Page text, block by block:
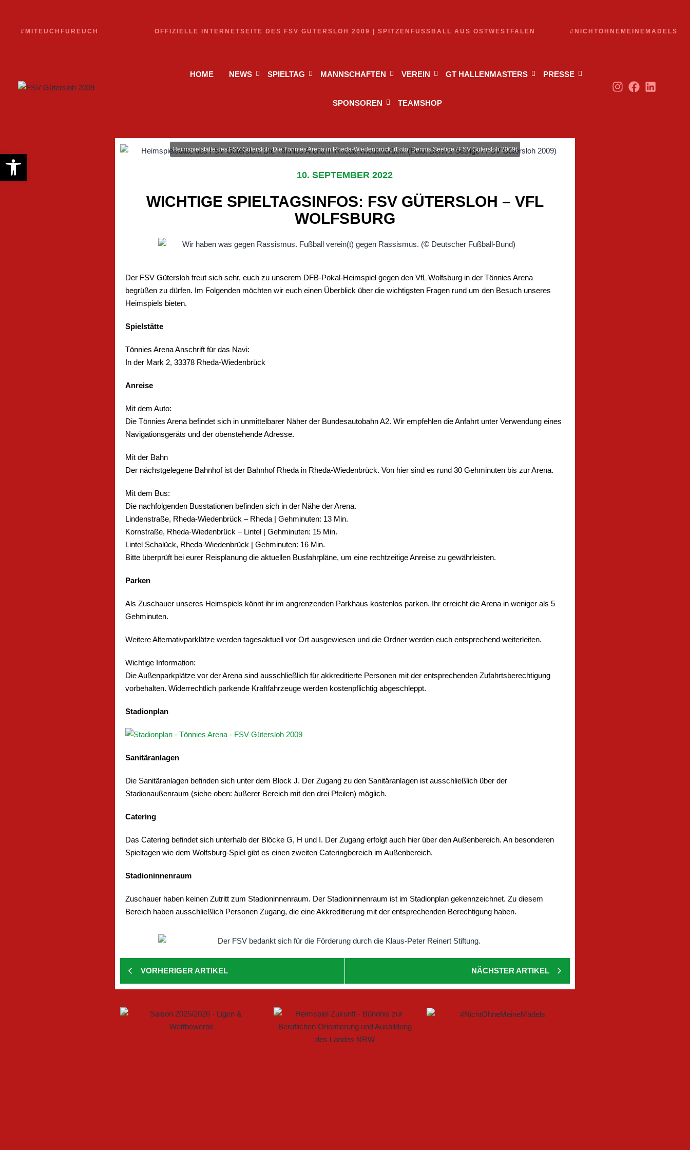
#MITEUCHFÜREUCH OFFIZIELLE INTERNETSEITE DES FSV GÜTERSLOH 2009 | SPITZENFUSSBALL AUS OSTWESTFALEN #NICHTOHNEMEINEMÄDELS
HOME NEWS SPIELTAG MANNSCHAFTEN VEREIN GT HALLENMASTERS PRESSE
SPONSOREN TEAMSHOP
Heimspielstätte des FSV Gütersloh: Die Tönnies Arena in Rheda-Wiedenbrück. (Foto: Dennis Seelige / FSV Gütersloh 2009)
10. SEPTEMBER 2022
WICHTIGE SPIELTAGSINFOS: FSV GÜTERSLOH – VFL
WOLFSBURG
Der FSV Gütersloh freut sich sehr, euch zu unserem DFB-Pokal-Heimspiel gegen den VfL Wolfsburg in der Tönnies Arena
begrüßen zu dürfen. Im Folgenden möchten wir euch einen Überblick über die wichtigsten Fragen rund um den Besuch unseres
Heimspiels bieten.
Spielstätte
Tönnies Arena Anschrift für das Navi:
In der Mark 2, 33378 Rheda-Wiedenbrück
Anreise
Mit dem Auto:
Die Tönnies Arena befindet sich in unmittelbarer Näher der Bundesautobahn A2. Wir empfehlen die Anfahrt unter Verwendung eines
Navigationsgeräts und der obenstehende Adresse.
Mit der Bahn
Der nächstgelegene Bahnhof ist der Bahnhof Rheda in Rheda-Wiedenbrück. Von hier sind es rund 30 Gehminuten bis zur Arena.
Mit dem Bus:
Die nachfolgenden Busstationen befinden sich in der Nähe der Arena.
Lindenstraße, Rheda-Wiedenbrück – Rheda | Gehminuten: 13 Min.
Kornstraße, Rheda-Wiedenbrück – Lintel | Gehminuten: 15 Min.
Lintel Schalück, Rheda-Wiedenbrück | Gehminuten: 16 Min.
Bitte überprüft bei eurer Reisplanung die aktuellen Busfahrpläne, um eine rechtzeitige Anreise zu gewährleisten.
Parken
Als Zuschauer unseres Heimspiels könnt ihr im angrenzenden Parkhaus kostenlos parken. Ihr erreicht die Arena in weniger als 5
Gehminuten.
Weitere Alternativparklätze werden tagesaktuell vor Ort ausgewiesen und die Ordner werden euch entsprechend weiterleiten.
Wichtige Information:
Die Außenparkplätze vor der Arena sind ausschließlich für akkreditierte Personen mit der entsprechenden Zufahrtsberechtigung
vorbehalten. Widerrechtlich parkende Kraftfahrzeuge werden kostenpflichtig abgeschleppt.
Stadionplan
Sanitäranlagen
Die Sanitäranlagen befinden sich unter dem Block J. Der Zugang zu den Sanitäranlagen ist ausschließlich über der
Stadionaußenraum (siehe oben: äußerer Bereich mit den drei Pfeilen) möglich.
Catering
Das Catering befindet sich unterhalb der Blöcke G, H und I. Der Zugang erfolgt auch hier über den Außenbereich. An besonderen
Spieltagen wie dem Wolfsburg-Spiel gibt es einen zweiten Cateringbereich im Außenbereich.
Stadioninnenraum
Zuschauer haben keinen Zutritt zum Stadioninnenraum. Der Stadioninnenraum ist im Stadionplan gekennzeichnet. Zu diesem
Bereich haben ausschließlich Personen Zugang, die eine Akkreditierung mit der entsprechenden Berechtigung haben.
VORHERIGER ARTIKEL NÄCHSTER ARTIKEL
Werkzeugleiste öffnen